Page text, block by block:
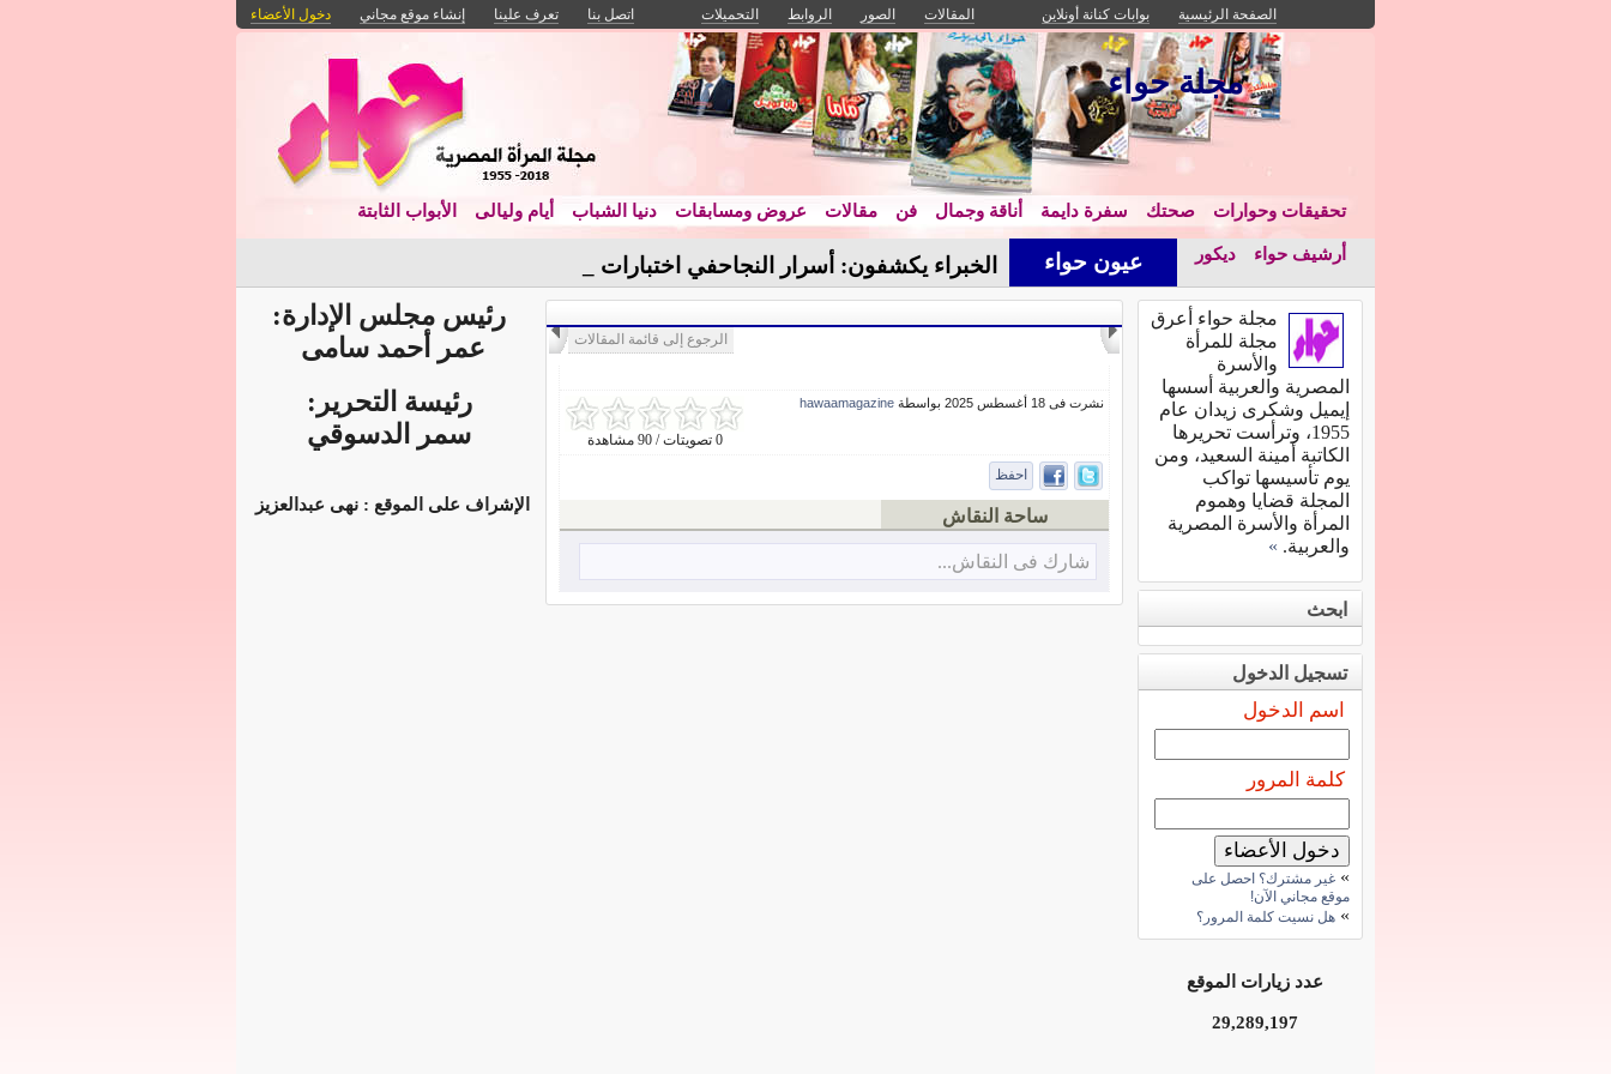
الصفحة الرئيسية بوابات كنانة أونلاين المقالات الصور الروابط التحميلات اتصل بنا تعرف علينا إنشاء موقع مجاني دخول الأعضاء
مجلة حواء
تحقيقات وحوارات صحتك سفرة دايمة أناقة وجمال فن مقالات عروض ومسابقات دنيا الشباب أيام وليالى الأبواب الثابتة
أرشيف حواء ديكور عيون حواء الخبراء يكشفون: أسرار النجاحفي اختبارات القد_
الرجوع إلى قائمة المقالات
0 تصويتات / 90 مشاهدة
نشرت فى 18 أغسطس 2025 بواسطة hawaamagazine
احفظ
ساحة النقاش
شارك فى النقاش...
مجلة حواء أعرق
مجلة للمرأة
والأسرة
المصرية والعربية أسسها
إيميل وشكرى زيدان عام
1955، وترأست تحريرها
الكاتبة أمينة السعيد، ومن
يوم تأسيسها تواكب
المجلة قضايا وهموم
المرأة والأسرة المصرية
والعربية. »
ابحث
تسجيل الدخول
اسم الدخول
كلمة المرور
» غير مشترك؟ احصل على
موقع مجاني الآن!
» هل نسيت كلمة المرور؟
عدد زيارات الموقع
29,289,197
رئيس مجلس الإدارة:
عمر أحمد سامى
رئيسة التحرير:
سمر الدسوقي
الإشراف على الموقع : نهى عبدالعزيز